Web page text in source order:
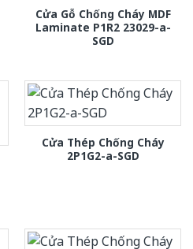
Cửa Gỗ Chống Cháy MDF
Laminate P1R2 23029-a-
SGD
Cửa Thép Chống Cháy
2P1G2-a-SGD